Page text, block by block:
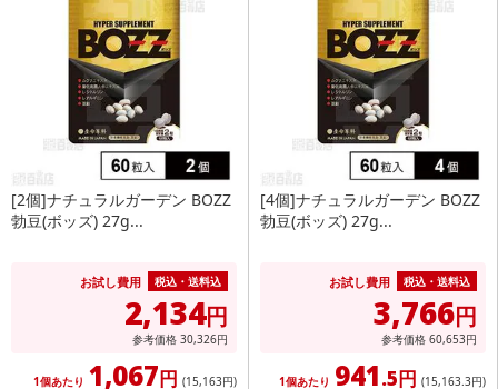
[2個]ナチュラルガーデン BOZZ
勃豆(ボッズ) 27g...
お試し費用 税込・送料込
2,134円
参考価格 30,326円
1個あたり 1,067円 (15,163円)
[4個]ナチュラルガーデン BOZZ
勃豆(ボッズ) 27g...
お試し費用 税込・送料込
3,766円
参考価格 60,653円
1個あたり 941.5円 (15,163.3円)